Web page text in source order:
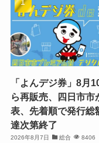
「よんデジ券」8月
ら再販売、四日市市
表、先着順で発行総
達次第終了
2026年8月7日 総合 8406